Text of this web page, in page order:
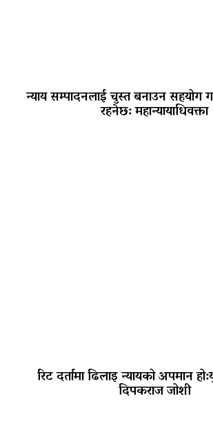
न्याय सम्पादनलाई चुस्त बनाउन सहयोग
रहनेछ: महान्यायाधिवक्ता
रिट दर्तामा ढिलाइ न्यायको अपमान
दिपकराज जोशी